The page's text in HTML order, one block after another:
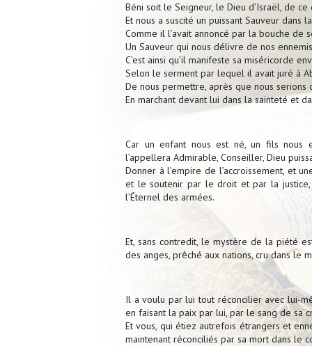
Béni soit le Seigneur, le Dieu d’Israël, de
Et nous a suscité un puissant Sauveur dans
Comme il l’avait annoncé par la bouche de
Un Sauveur qui nous délivre de nos
C’est ainsi qu’il manifeste sa miséricorde
Selon le serment par lequel il avait juré à
De nous permettre, après que nous
En marchant devant lui dans la sainteté et
Car un enfant nous est né, un fils nous
l’appellera Admirable, Conseiller, Dieu
Donner à l’empire de l’accroissement, et
et le soutenir par le droit et par la
l’Éternel des armées.
Et, sans contredit, le mystère de la piété
des anges, prêché aux nations, cru dans le
Il a voulu par lui tout réconcilier avec lui-
en faisant la paix par lui, par le sang de sa
Et vous, qui étiez autrefois étrangers et
maintenant réconciliés par sa mort dans le